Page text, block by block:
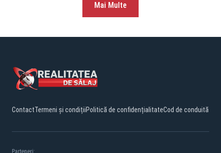
Mai Multe
ContactTermeni și condițiiPolitică de confidențialitateCod de conduită
Parteneri: